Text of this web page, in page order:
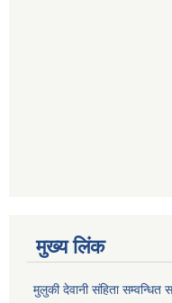
मुख्य लिंक
मुलुकी देवानी संहिता सम्वन्धित